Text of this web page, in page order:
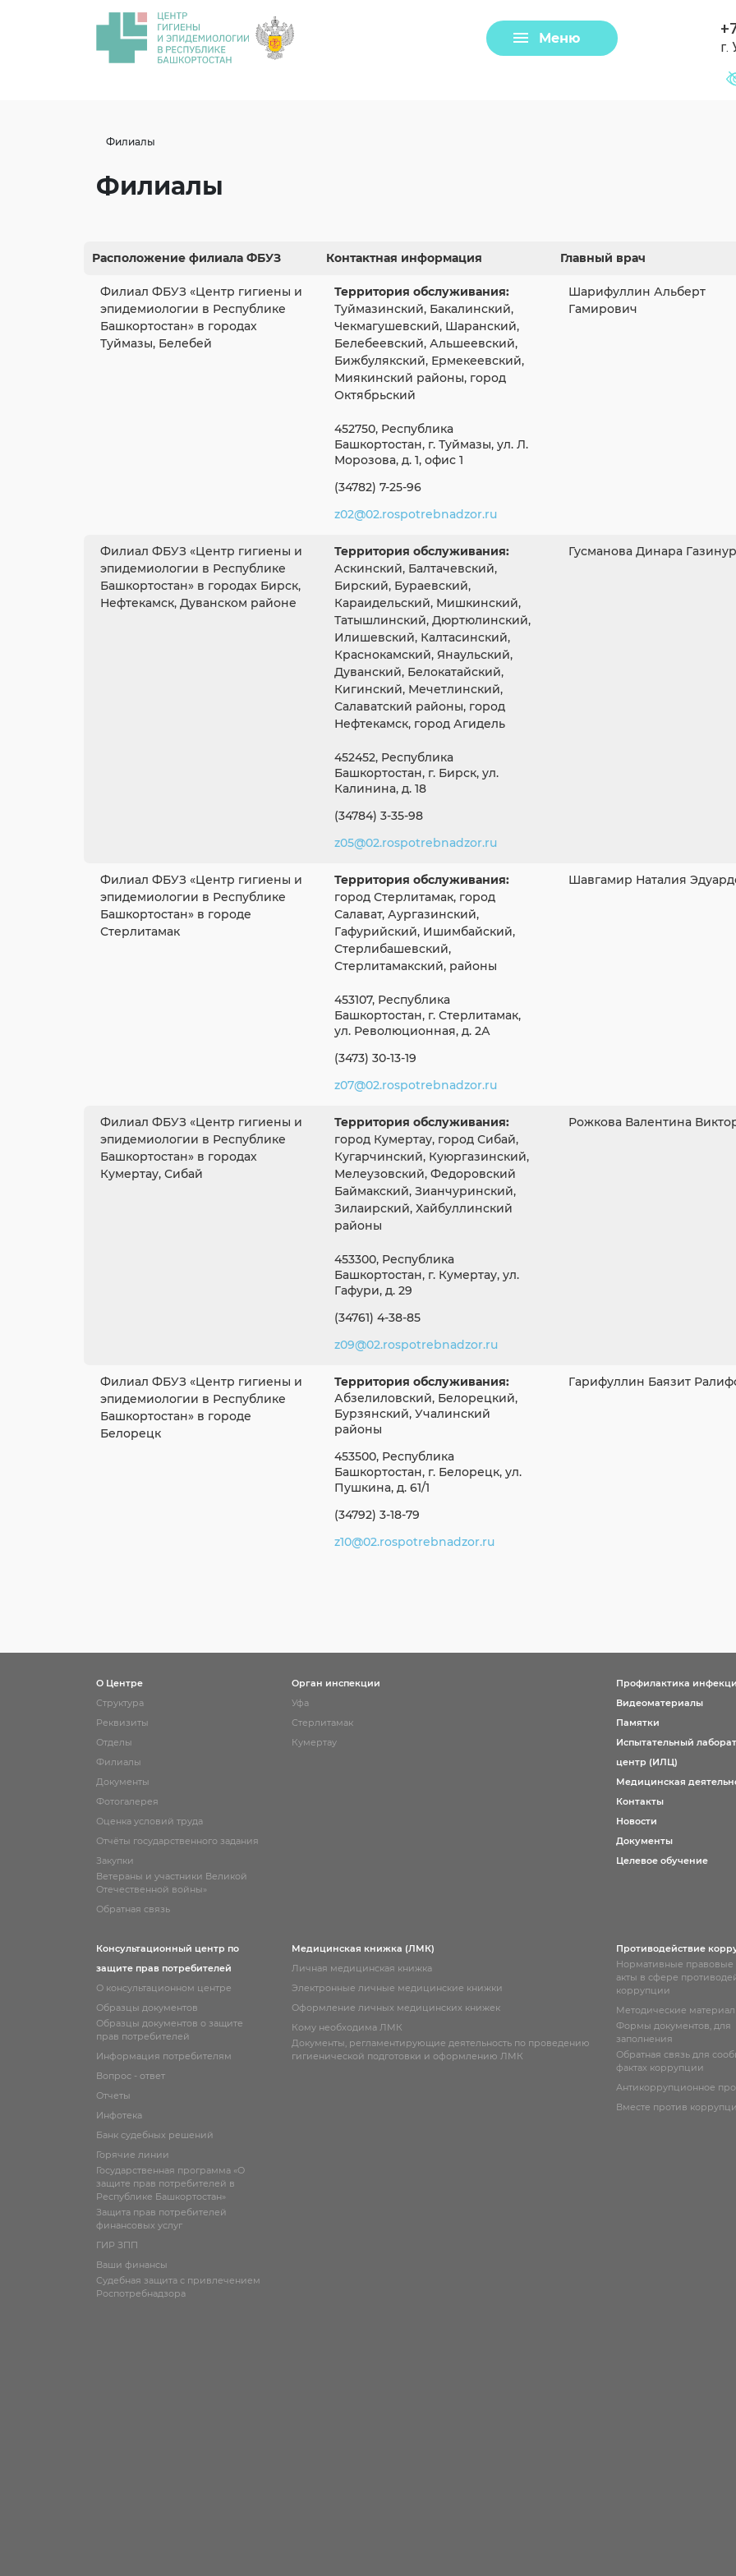
Меню
г.
Филиалы
Филиалы
Расположение филиала ФБУЗ Контактная информация Главный врач
Филиал ФБУЗ «Центр гигиены и
эпидемиологии в Республике
Башкортостан» в городах
Туймазы, Белебей
Территория обслуживания:
Туймазинский, Бакалинский,
Чекмагушевский, Шаранский,
Белебеевский, Альшеевский,
Бижбулякский, Ермекеевский,
Миякинский районы, город
Октябрьский
452750, Республика
Башкортостан, г. Туймазы, ул. Л.
Морозова, д. 1, офис 1
(34782) 7-25-96
z02@02.rospotrebnadzor.ru
Шарифуллин Альберт
Гамирович
Филиал ФБУЗ «Центр гигиены и
эпидемиологии в Республике
Башкортостан» в городах Бирск,
Нефтекамск, Дуванском районе
Территория обслуживания:
Аскинский, Балтачевский,
Бирский, Бураевский,
Караидельский, Мишкинский,
Татышлинский, Дюртюлинский,
Илишевский, Калтасинский,
Краснокамский, Янаульский,
Дуванский, Белокатайский,
Кигинский, Мечетлинский,
Салаватский районы, город
Нефтекамск, город Агидель
452452, Республика
Башкортостан, г. Бирск, ул.
Калинина, д. 18
(34784) 3-35-98
z05@02.rospotrebnadzor.ru
Гусманова Динара
Филиал ФБУЗ «Центр гигиены и
эпидемиологии в Республике
Башкортостан» в городе
Стерлитамак
Территория обслуживания:
город Стерлитамак, город
Салават, Аургазинский,
Гафурийский, Ишимбайский,
Стерлибашевский,
Стерлитамакский, районы
453107, Республика
Башкортостан, г. Стерлитамак,
ул. Революционная, д. 2А
(3473) 30-13-19
z07@02.rospotrebnadzor.ru
Шавгамир Наталия
Филиал ФБУЗ «Центр гигиены и
эпидемиологии в Республике
Башкортостан» в городах
Кумертау, Сибай
Территория обслуживания:
город Кумертау, город Сибай,
Кугарчинский, Куюргазинский,
Мелеузовский, Федоровский
Баймакский, Зианчуринский,
Зилаирский, Хайбуллинский
районы
453300, Республика
Башкортостан, г. Кумертау, ул.
Гафури, д. 29
(34761) 4-38-85
z09@02.rospotrebnadzor.ru
Рожкова Валентина
Филиал ФБУЗ «Центр гигиены и
эпидемиологии в Республике
Башкортостан» в городе
Белорецк
Территория обслуживания:
Абзелиловский, Белорецкий,
Бурзянский, Учалинский
районы
453500, Республика
Башкортостан, г. Белорецк, ул.
Пушкина, д. 61/1
(34792) 3-18-79
z10@02.rospotrebnadzor.ru
Гарифуллин Баязит
О Центре
Структура
Реквизиты
Отделы
Филиалы
Документы
Фотогалерея
Оценка условий труда
Отчёты государственного задания
Закупки
Ветераны и участники Великой
Отечественной войны»
Обратная связь
Орган инспекции
Уфа
Стерлитамак
Кумертау
Профилактика
Видеоматериалы
Памятки
Испытательный
центр (ИЛЦ)
Медицинская
Контакты
Новости
Документы
Целевое обучение
Консультационный центр по
защите прав потребителей
О консультационном центре
Образцы документов
Образцы документов о защите
прав потребителей
Информация потребителям
Вопрос - ответ
Отчеты
Инфотека
Банк судебных решений
Горячие линии
Государственная программа «О
защите прав потребителей в
Республике Башкортостан»
Защита прав потребителей
финансовых услуг
ГИР ЗПП
Ваши финансы
Судебная защита с привлечением
Роспотребнадзора
Медицинская книжка (ЛМК)
Личная медицинская книжка
Электронные личные медицинские книжки
Оформление личных медицинских книжек
Кому необходима ЛМК
Документы, регламентирующие деятельность по проведению
гигиенической подготовки и оформлению ЛМК
Противодействие
Нормативные
акты в сфере
коррупции
Методические
Формы документов, для
заполнения
Обратная связь для
фактах коррупции
Антикоррупционное
Вместе против
Задать вопрос
Загрузить файл
Согласие на обработку личных данных